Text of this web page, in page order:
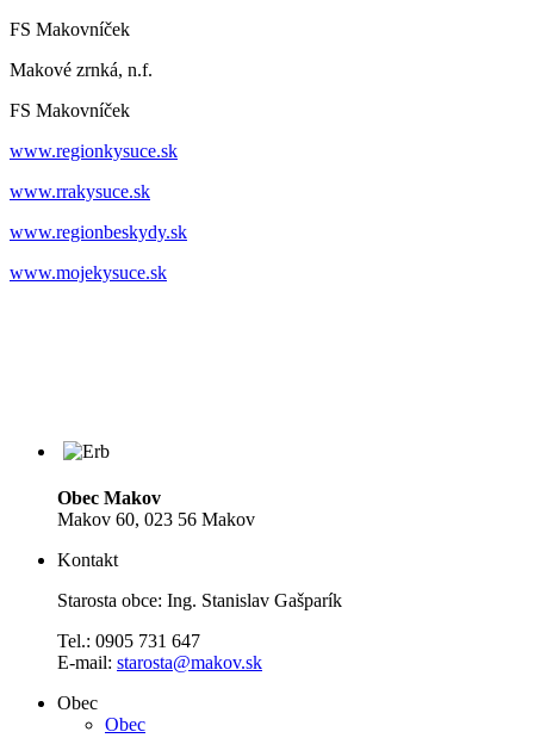
FS Makovníček
Makové zrnká, n.f.
FS Makovníček
www.regionkysuce.sk
www.rrakysuce.sk
www.regionbeskydy.sk
www.mojekysuce.sk
Obec Makov
Makov 60, 023 56 Makov
Kontakt
Starosta obce: Ing. Stanislav Gašparík
Tel.: 0905 731 647
E-mail: starosta@makov.sk
Obec
Obec